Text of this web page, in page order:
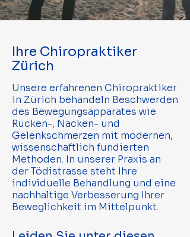
Ihre Chiropraktiker
Zürich
Unsere erfahrenen Chiropraktiker
in Zürich behandeln Beschwerden
des Bewegungsapparates wie
Rücken-, Nacken- und
Gelenkschmerzen mit modernen,
wissenschaftlich fundierten
Methoden. In unserer Praxis an
der Tödistrasse steht Ihre
individuelle Behandlung und eine
nachhaltige Verbesserung Ihrer
Beweglichkeit im Mittelpunkt.